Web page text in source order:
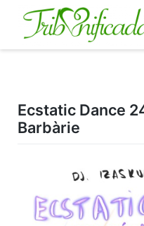
Ecstatic Dance
Barbàrie